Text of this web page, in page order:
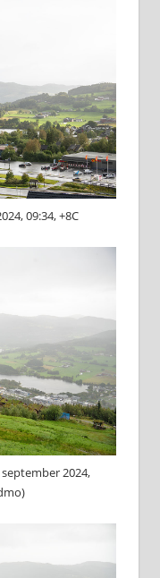
09:34, +8C
2024,